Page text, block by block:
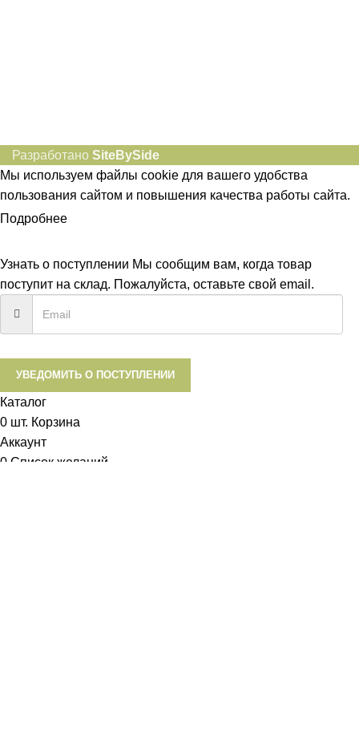
Разработано SiteBySide
Мы используем файлы cookie для вашего удобства
пользования сайтом и повышения качества работы сайта.
Подробнее
Узнать о поступлении Мы сообщим вам, когда товар
поступит на склад. Пожалуйста, оставьте свой email.
УВЕДОМИТЬ О ПОСТУПЛЕНИИ
Каталог
0 шт. Корзина
Аккаунт
0 Список желаний